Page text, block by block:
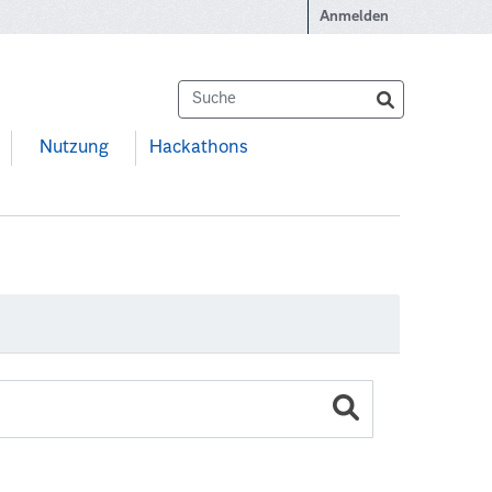
Anmelden
Nutzung Hackathons